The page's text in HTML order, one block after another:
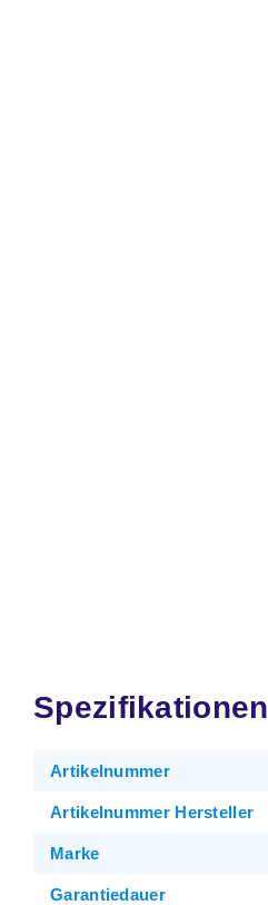
Spezifikationen
Artikelnummer
Artikelnummer Hersteller
Marke
Garantiedauer